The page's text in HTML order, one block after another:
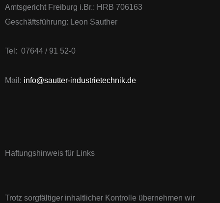
Amtsgericht Freiburg i.Br.: HRB 706163
Geschäftsführung: Leon Sauther
Tel: 07644 / 91 52-0
Mail: info@sautter-industrietechnik.de
Haftungshinweis für Links
Trotz sorgfältiger inhaltlicher Kontrolle übernehmen wir